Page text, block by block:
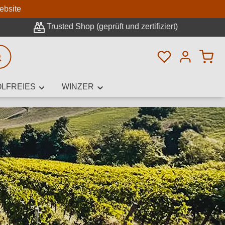
Trusted Shop (geprüft und zertifiziert)
Du hast 0
WINZER
Suche